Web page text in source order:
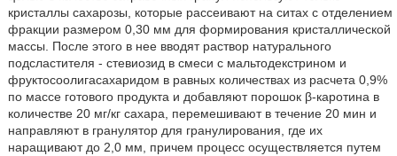
кристаллы сахарозы, которые рассеивают на ситах с отделением
фракции размером 0,30 мм для формирования кристаллической
массы. После этого в нее вводят раствор натурального
подсластителя - стевиозид в смеси с мальтодекстрином и
фруктосоолигасахаридом в равных количествах из расчета 0,9%
по массе готового продукта и добавляют порошок β-каротина в
количестве 20 мг/кг сахара, перемешивают в течение 20 мин и
направляют в гранулятор для гранулирования, где их
наращивают до 2,0 мм, причем процесс осуществляется путем